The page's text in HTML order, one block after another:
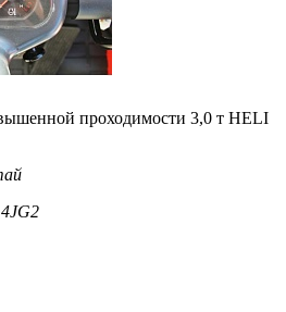
проходимости 3,0 т HELI